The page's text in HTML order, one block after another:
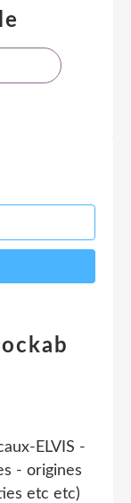
ELVIS -
- origines
etc etc)